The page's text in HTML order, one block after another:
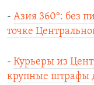
- Азия 360°: без
точке
- Курьеры из
крупные штрафы